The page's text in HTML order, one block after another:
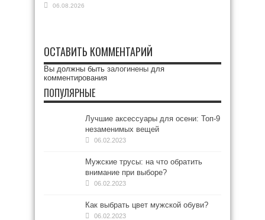
06.08.2026
ОСТАВИТЬ КОММЕНТАРИЙ
Вы должны быть залогинены для
комментирования
ПОПУЛЯРНЫЕ
Лучшие аксессуары для осени: Топ-9
незаменимых вещей
06.02.2023
Мужские трусы: на что обратить
внимание при выборе?
06.02.2023
Как выбрать цвет мужской обуви?
06.02.2023